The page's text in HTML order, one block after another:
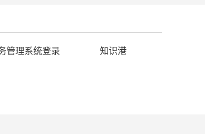
管理系统登录 知识港